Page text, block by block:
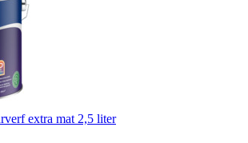
extra mat 2,5 liter